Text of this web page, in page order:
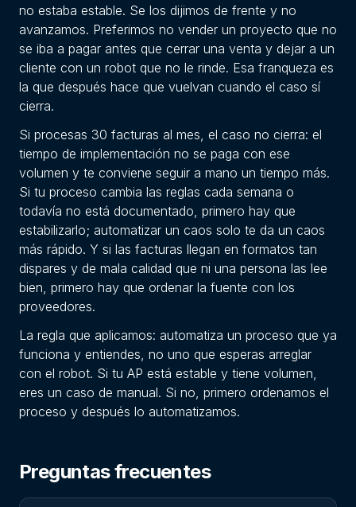
no estaba estable. Se los dijimos de frente y no
avanzamos. Preferimos no vender un proyecto que no
se iba a pagar antes que cerrar una venta y dejar a un
cliente con un robot que no le rinde. Esa franqueza es
la que después hace que vuelvan cuando el caso sí
cierra.
Si procesas 30 facturas al mes, el caso no cierra: el
tiempo de implementación no se paga con ese
volumen y te conviene seguir a mano un tiempo más.
Si tu proceso cambia las reglas cada semana o
todavía no está documentado, primero hay que
estabilizarlo; automatizar un caos solo te da un caos
más rápido. Y si las facturas llegan en formatos tan
dispares y de mala calidad que ni una persona las lee
bien, primero hay que ordenar la fuente con los
proveedores.
La regla que aplicamos: automatiza un proceso que ya
funciona y entiendes, no uno que esperas arreglar
con el robot. Si tu AP está estable y tiene volumen,
eres un caso de manual. Si no, primero ordenamos el
proceso y después lo automatizamos.
Preguntas frecuentes